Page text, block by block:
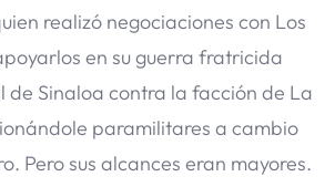
realizó negociaciones con Los
en su guerra fratricida
de Sinaloa contra la facción de La
paramilitares a cambio
Pero sus alcances eran mayores.